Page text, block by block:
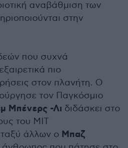
αναβάθμιση των
στην
που συχνά
πιο
στον πλανήτη. Ο
τον Παγκόσμιο
Μπένερς -Λι διδάσκει στο
του ΜΙΤ
άλλων ο Μπαζ